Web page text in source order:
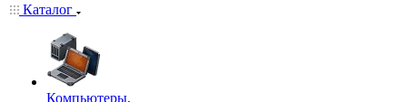
Каталог
Компьютеры,